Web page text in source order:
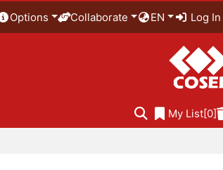
Options Collaborate EN Log In
My List[0]